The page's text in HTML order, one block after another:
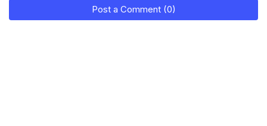
Post a Comment (0)